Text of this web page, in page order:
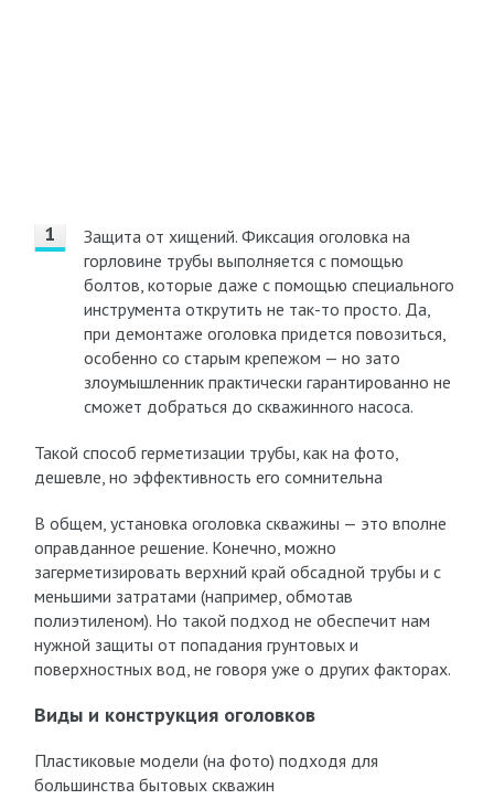
Защита от хищений. Фиксация оголовка на
горловине трубы выполняется с помощью
болтов, которые даже с помощью специального
инструмента открутить не так-то просто. Да,
при демонтаже оголовка придется повозиться,
особенно со старым крепежом — но зато
злоумышленник практически гарантированно не
сможет добраться до скважинного насоса.
Такой способ герметизации трубы, как на фото,
дешевле, но эффективность его сомнительна
В общем, установка оголовка скважины — это вполне
оправданное решение. Конечно, можно
загерметизировать верхний край обсадной трубы и с
меньшими затратами (например, обмотав
полиэтиленом). Но такой подход не обеспечит нам
нужной защиты от попадания грунтовых и
поверхностных вод, не говоря уже о других факторах.
Виды и конструкция оголовков
Пластиковые модели (на фото) подходя для
большинства бытовых скважин